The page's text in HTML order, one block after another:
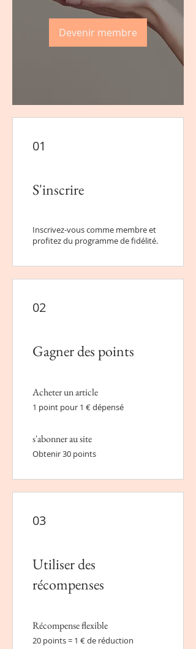
Devenir membre
01
S'inscrire
Inscrivez-vous comme membre et
profitez du programme de fidélité.
02
Gagner des points
Acheter un article
1 point pour 1 € dépensé
s'abonner au site
Obtenir 30 points
03
Utiliser des
récompenses
Récompense flexible
20 points = 1 € de réduction